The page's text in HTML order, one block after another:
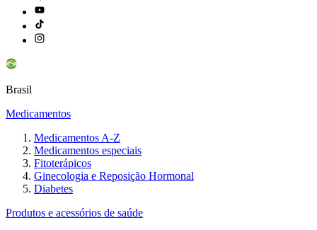
Brasil
Medicamentos
Medicamentos A-Z
Medicamentos especiais
Fitoterápicos
Ginecologia e Reposição Hormonal
Diabetes
Produtos e acessórios de saúde